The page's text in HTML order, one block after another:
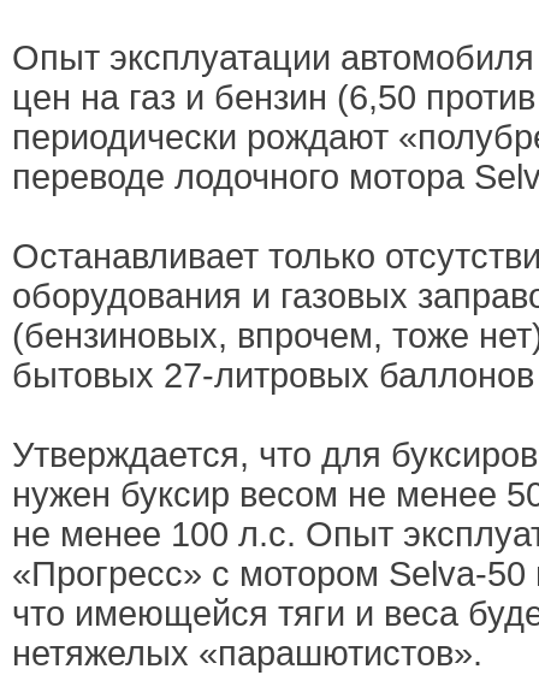
Опыт эксплуатации
цен на газ и бензин (6,50
периодически рождают
переводе лодочного мотора
Останавливает только
оборудования и газовых
(бензиновых, впрочем, тоже
бытовых 27-литровых баллонов
Утверждается, что для
нужен буксир весом не менее
не менее 100 л.с. Опыт
«Прогресс» с мотором Selva-
что имеющейся тяги и веса
нетяжелых «парашютистов».